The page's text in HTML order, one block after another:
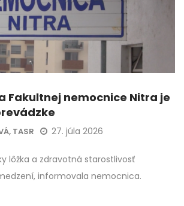
Fakultnej nemocnice Nitra je
TASR 27. júla 2026
lôžka a zdravotná starostlivosť
informovala nemocnica.